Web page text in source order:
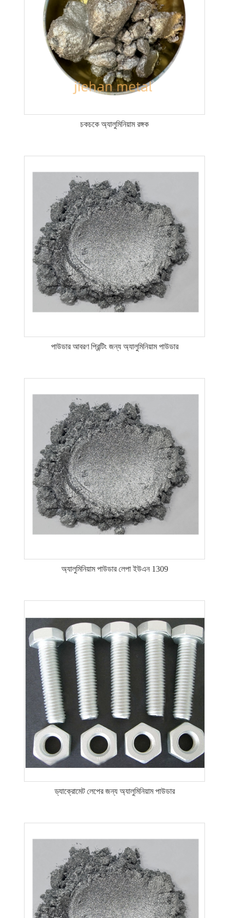
চকচকে অ্যালুমিনিয়াম রঙ্গক
পাউডার আবরণ প্রিন্টিং জন্য অ্যালুমিনিয়াম পাউডার
অ্যালুমিনিয়াম পাউডার লেপা ইউএন 1309
ড্যাক্রোমেট লেপের জন্য অ্যালুমিনিয়াম পাউডার